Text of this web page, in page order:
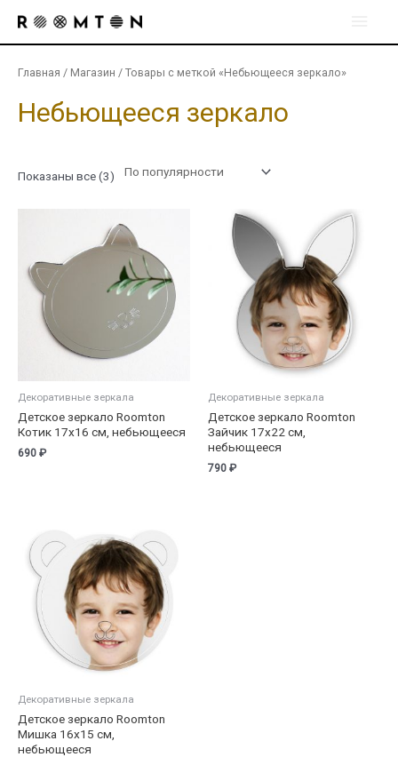
содержимому
Главная / Магазин / Товары с меткой «Небьющееся зеркало»
Небьющееся зеркало
Показаны все (3) Сортировка:
Декоративные зеркала
Детское зеркало Roomton
Котик 17х16 см, небьющееся
690 ₽
Декоративные зеркала
Детское зеркало Roomton
Зайчик 17х22 см,
небьющееся
790 ₽
Декоративные зеркала
Детское зеркало Roomton
Мишка 16х15 см,
небьющееся